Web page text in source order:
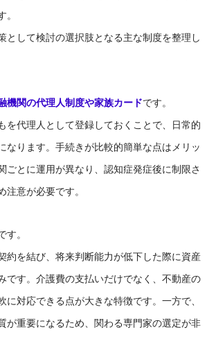
。
として検討の選択肢となる主な制度を整理し
機関の代理人制度や家族カードです。
を代理人として登録しておくことで、日常的
なります。手続きが比較的簡単な点はメリッ
ごとに運用が異なり、認知症発症後に制限さ
注意が必要です。
す。
約を結び、将来判断能力が低下した際に資産
です。介護費の支払いだけでなく、不動産の
に対応できる点が大きな特徴です。一方で、
が重要になるため、関わる専門家の選定が非